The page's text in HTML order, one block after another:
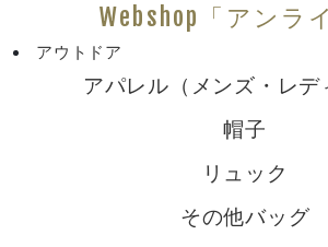
Webshop「アンラ
アウトドア
アパレル（メンズ・レデ
帽子
リュック
その他バッグ